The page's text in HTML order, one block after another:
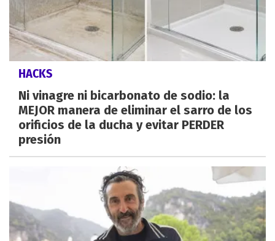
HACKS
Ni vinagre ni bicarbonato de sodio: la
MEJOR manera de eliminar el sarro de los
orificios de la ducha y evitar PERDER
presión